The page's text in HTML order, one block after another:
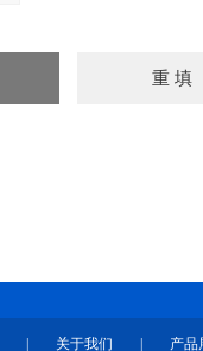
关于我们 产品